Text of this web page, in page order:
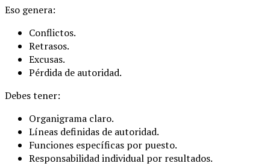
Eso genera:
Conflictos.
Retrasos.
Excusas.
Pérdida de autoridad.
Debes tener:
Organigrama claro.
Líneas definidas de autoridad.
Funciones específicas por puesto.
Responsabilidad individual por resultados.